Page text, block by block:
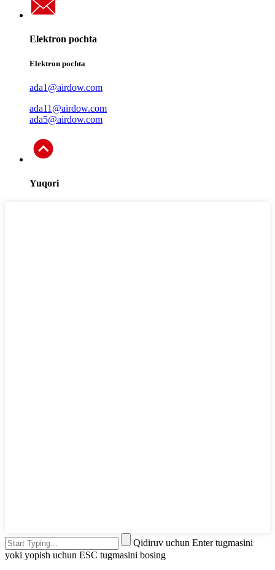
Elektron pochta
Elektron pochta
ada1@airdow.com
ada11@airdow.com
ada5@airdow.com
Yuqori
Qidiruv uchun Enter tugmasini
yoki yopish uchun ESC tugmasini bosing